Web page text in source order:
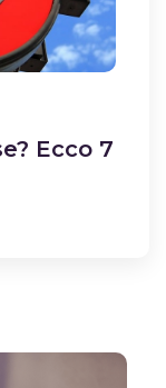
Ecco 7